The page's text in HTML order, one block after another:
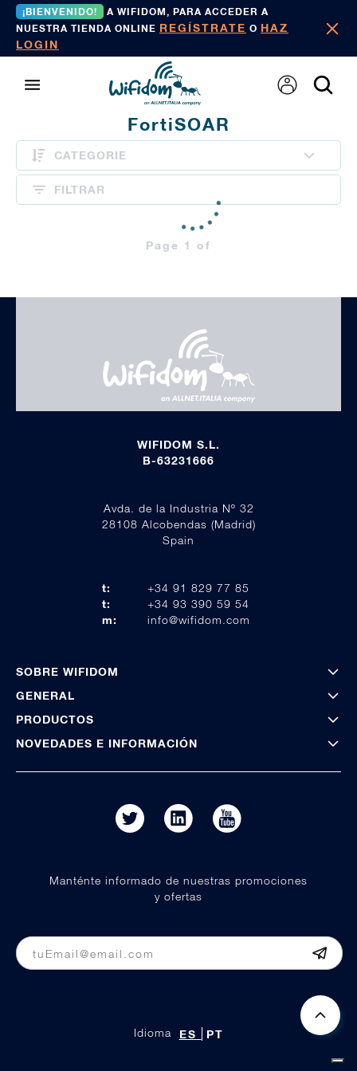
¡BIENVENIDO!
A WIFIDOM, PARA ACCEDER A
NUESTRA TIENDA ONLINE REGÍSTRATE O HAZ
LOGIN
FortiSOAR
CATEGORIE
FILTRAR
Page 1 of
WIFIDOM S.L.
B-63231666
Avda. de la Industria Nº 32
28108 Alcobendas (Madrid)
Spain
t:
+34 91 829 77 85
t:
+34 93 390 59 54
m:
info@wifidom.com
SOBRE WIFIDOM
GENERAL
PRODUCTOS
NOVEDADES E INFORMACIÓN
Idioma ES PT
Manténte informado de nuestras promociones
y ofertas